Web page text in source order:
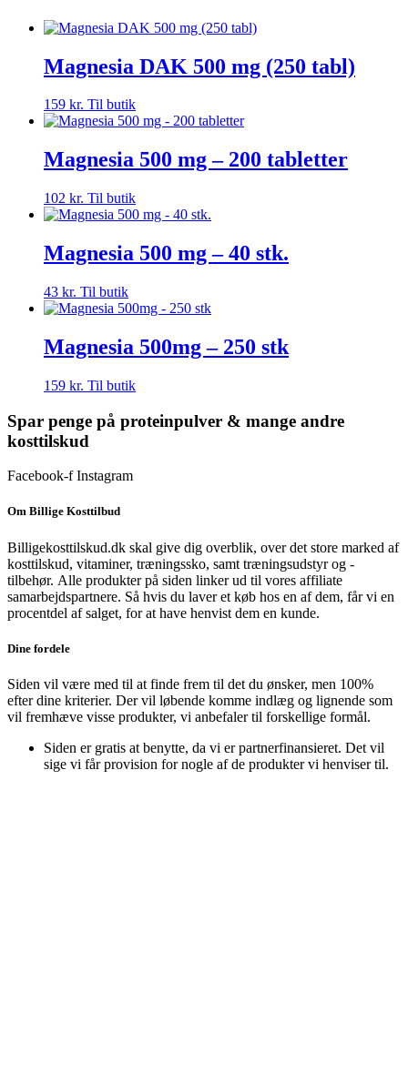
Magnesia DAK 500 mg (250 tabl)
159 kr. Til butik
Magnesia 500 mg – 200 tabletter
102 kr. Til butik
Magnesia 500 mg – 40 stk.
43 kr. Til butik
Magnesia 500mg – 250 stk
159 kr. Til butik
Spar penge på proteinpulver & mange andre
kosttilskud
Facebook-f Instagram
Om Billige Kosttilbud
Billigekosttilskud.dk skal give dig overblik, over det store marked af
kosttilskud, vitaminer, træningssko, samt træningsudstyr og -
tilbehør. Alle produkter på siden linker ud til vores affiliate
samarbejdspartnere. Så hvis du laver et køb hos en af dem, får vi en
procentdel af salget, for at have henvist dem en kunde.
Dine fordele
Siden vil være med til at finde frem til det du ønsker, men 100%
efter dine kriterier. Der vil løbende komme indlæg og lignende som
vil fremhæve visse produkter, vi anbefaler til forskellige formål.
Siden er gratis at benytte, da vi er partnerfinansieret. Det vil
sige vi får provision for nogle af de produkter vi henviser til.